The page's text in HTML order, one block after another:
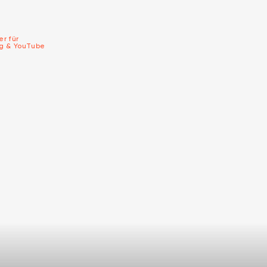
für
& YouTube